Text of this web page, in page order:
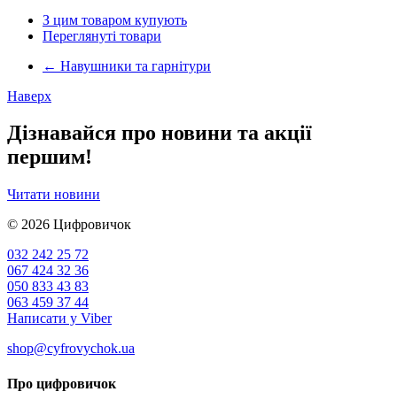
З цим товаром купують
Переглянуті товари
← Навушники та гарнітури
Наверх
Дізнавайся про новини та акції
першим!
Читати новини
© 2026 Цифровичок
032 242 25 72
067 424 32 36
050 833 43 83
063 459 37 44
Написати у Viber
shop@cyfrovychok.ua
Про цифровичок